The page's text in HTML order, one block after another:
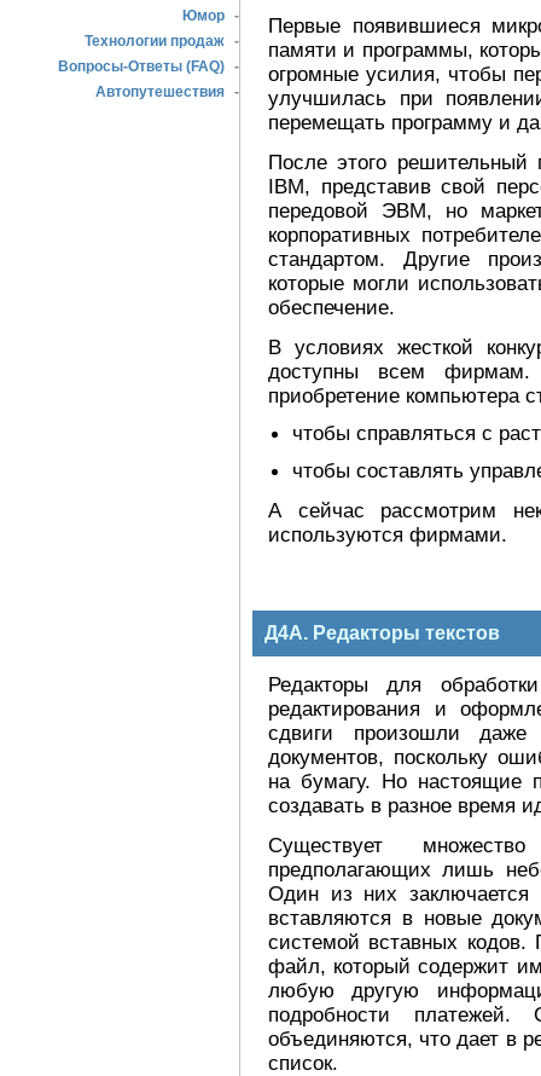
Юмор -
Технологии продаж -
Вопросы-Ответы (FAQ) -
Автопутешествия -
Первые появившиеся
памяти и программы,
огромные усилия, чтобы
улучшилась при
перемещать программу и
После этого
IBM, представив свой
передовой ЭВМ, но
корпоративных
стандартом. Другие
которые могли
обеспечение.
В условиях жесткой
доступны всем фирмам.
приобретение компьютера
чтобы справляться с
чтобы составлять
А сейчас рассмотрим
используются фирмами.
Д4А. Редакторы текстов
Редакторы для
редактирования и
сдвиги произошли даже
документов, поскольку
на бумагу. Но настоящие
создавать в разное время
Существует
предполагающих лишь
Один из них заключается
вставляются в новые
системой вставных кодов.
файл, который содержит
любую другую
подробности
объединяются, что дает в
список.